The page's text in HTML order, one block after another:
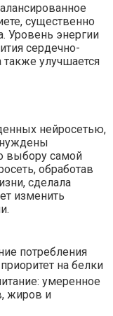
существенно
Уровень энергии
сердечно-
также улучшается
нейросетью,
выбору самой
обработав
сделала
изменить
потребления
на белки
умеренное
жиров и